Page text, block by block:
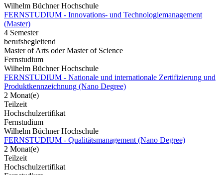
Wilhelm Büchner Hochschule
FERNSTUDIUM - Innovations- und Technologiemanagement
(Master)
4 Semester
berufsbegleitend
Master of Arts oder Master of Science
Fernstudium
Wilhelm Büchner Hochschule
FERNSTUDIUM - Nationale und internationale Zertifizierung und
Produktkennzeichnung (Nano Degree)
2 Monat(e)
Teilzeit
Hochschulzertifikat
Fernstudium
Wilhelm Büchner Hochschule
FERNSTUDIUM - Qualitätsmanagement (Nano Degree)
2 Monat(e)
Teilzeit
Hochschulzertifikat